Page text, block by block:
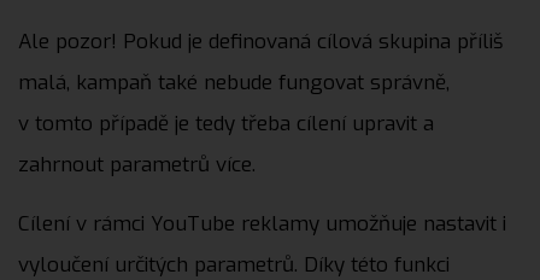
Ale pozor! Pokud je definovaná cílová skupina příliš
malá, kampaň také nebude fungovat správně,
v tomto případě je tedy třeba cílení upravit a
zahrnout parametrů více.
Cílení v rámci YouTube reklamy umožňuje nastavit i
vyloučení určitých parametrů. Díky této funkci